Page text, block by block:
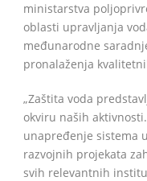
ministarstva
oblasti upravljanja
međunarodne
pronalaženja
„Zaštita voda
okviru naših
unapređenje sistema
razvojnih projekata
svih relevantnih